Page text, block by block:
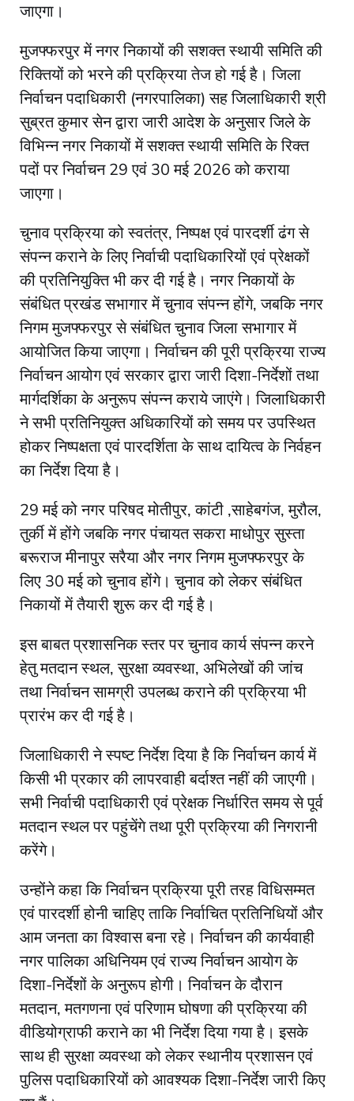
जाएगा।
मुजफ्फरपुर में नगर निकायों की सशक्त स्थायी समिति की
रिक्तियों को भरने की प्रक्रिया तेज हो गई है। जिला
निर्वाचन पदाधिकारी (नगरपालिका) सह जिलाधिकारी श्री
सुब्रत कुमार सेन द्वारा जारी आदेश के अनुसार जिले के
विभिन्न नगर निकायों में सशक्त स्थायी समिति के रिक्त
पदों पर निर्वाचन 29 एवं 30 मई 2026 को कराया
जाएगा।
चुनाव प्रक्रिया को स्वतंत्र, निष्पक्ष एवं पारदर्शी ढंग से
संपन्न कराने के लिए निर्वाची पदाधिकारियों एवं प्रेक्षकों
की प्रतिनियुक्ति भी कर दी गई है। नगर निकायों के
संबंधित प्रखंड सभागार में चुनाव संपन्न होंगे, जबकि नगर
निगम मुजफ्फरपुर से संबंधित चुनाव जिला सभागार में
आयोजित किया जाएगा। निर्वाचन की पूरी प्रक्रिया राज्य
निर्वाचन आयोग एवं सरकार द्वारा जारी दिशा-निर्देशों तथा
मार्गदर्शिका के अनुरूप संपन्न कराये जाएंगे। जिलाधिकारी
ने सभी प्रतिनियुक्त अधिकारियों को समय पर उपस्थित
होकर निष्पक्षता एवं पारदर्शिता के साथ दायित्व के निर्वहन
का निर्देश दिया है।
29 मई को नगर परिषद मोतीपुर, कांटी ,साहेबगंज, मुरौल,
तुर्की में होंगे जबकि नगर पंचायत सकरा माधोपुर सुस्ता
बरूराज मीनापुर सरैया और नगर निगम मुजफ्फरपुर के
लिए 30 मई को चुनाव होंगे। चुनाव को लेकर संबंधित
निकायों में तैयारी शुरू कर दी गई है।
इस बाबत प्रशासनिक स्तर पर चुनाव कार्य संपन्न करने
हेतु मतदान स्थल, सुरक्षा व्यवस्था, अभिलेखों की जांच
तथा निर्वाचन सामग्री उपलब्ध कराने की प्रक्रिया भी
प्रारंभ कर दी गई है।
जिलाधिकारी ने स्पष्ट निर्देश दिया है कि निर्वाचन कार्य में
किसी भी प्रकार की लापरवाही बर्दाश्त नहीं की जाएगी।
सभी निर्वाची पदाधिकारी एवं प्रेक्षक निर्धारित समय से पूर्व
मतदान स्थल पर पहुंचेंगे तथा पूरी प्रक्रिया की निगरानी
करेंगे।
उन्होंने कहा कि निर्वाचन प्रक्रिया पूरी तरह विधिसम्मत
एवं पारदर्शी होनी चाहिए ताकि निर्वाचित प्रतिनिधियों और
आम जनता का विश्वास बना रहे। निर्वाचन की कार्यवाही
नगर पालिका अधिनियम एवं राज्य निर्वाचन आयोग के
दिशा-निर्देशों के अनुरूप होगी। निर्वाचन के दौरान
मतदान, मतगणना एवं परिणाम घोषणा की प्रक्रिया की
वीडियोग्राफी कराने का भी निर्देश दिया गया है। इसके
साथ ही सुरक्षा व्यवस्था को लेकर स्थानीय प्रशासन एवं
पुलिस पदाधिकारियों को आवश्यक दिशा-निर्देश जारी किए